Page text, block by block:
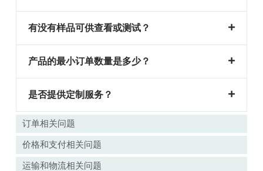
订单相关问题
价格和支付相关问题
运输和物流相关问题
有没有样品可供查看或测试？
产品的最小订单数量是多少？
是否提供定制服务？